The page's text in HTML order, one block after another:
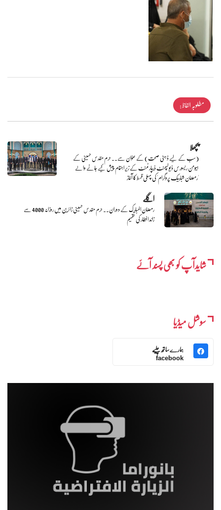
مطلوبہ الفاظ :
پچھلا
(سب کے لیے ذہنی صحت) کے عنوان سے.. حرم مقدس حسینی کے
ہیومن ریسورس ڈیولپمنٹ ڈیپارٹمنٹ کے زیرِ اہتمام پیش کیے جانے والے
'رمضان شبابیک پروگرام' کی پہلی قسط کا آغاز
اگلے
رمضان المبارک کے دوران.. حرم مقدس حسینی زائرین میں روزانہ 4000 سے
زائد افطار کی تقسیم
شایدآپ کو بھی پسند آئے
سوشل میڈیا
ہمارے ساتھ چلیے
facebook